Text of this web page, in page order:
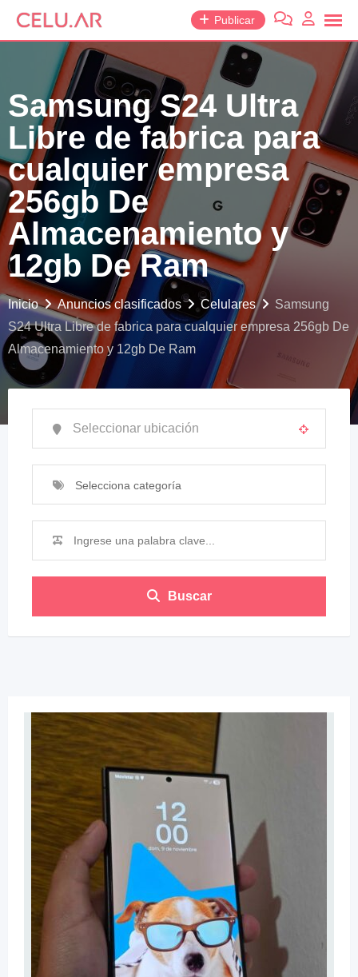
saltar
Publicar
Samsung S24 Ultra
Libre de fabrica para
cualquier empresa
256gb De
Almacenamiento y
12gb De Ram
Inicio Anuncios clasificados Celulares
Samsung
S24 Ultra Libre de fabrica para cualquier empresa 256gb De
Almacenamiento y 12gb De Ram
Selecciona categoría
Buscar